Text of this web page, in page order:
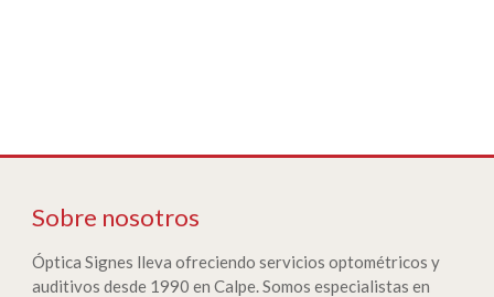
Sobre nosotros
Óptica Signes lleva ofreciendo servicios optométricos y
auditivos desde 1990 en Calpe. Somos especialistas en